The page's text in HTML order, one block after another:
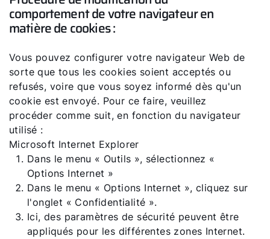
comportement de votre navigateur en
matière de cookies :
Vous pouvez configurer votre navigateur Web de
sorte que tous les cookies soient acceptés ou
refusés, voire que vous soyez informé dès qu'un
cookie est envoyé. Pour ce faire, veuillez
procéder comme suit, en fonction du navigateur
utilisé :
Microsoft Internet Explorer
Dans le menu « Outils », sélectionnez «
Options Internet »
Dans le menu « Options Internet », cliquez sur
l'onglet « Confidentialité ».
Ici, des paramètres de sécurité peuvent être
appliqués pour les différentes zones Internet.